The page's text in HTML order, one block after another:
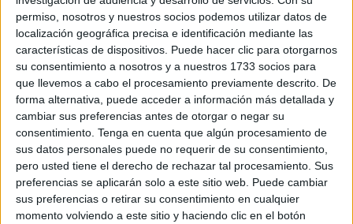
permiso, nosotros y nuestros socios podemos utilizar datos de
localización geográfica precisa e identificación mediante las
características de dispositivos. Puede hacer clic para otorgarnos
su consentimiento a nosotros y a nuestros 1733 socios para
que llevemos a cabo el procesamiento previamente descrito. De
forma alternativa, puede acceder a información más detallada y
cambiar sus preferencias antes de otorgar o negar su
consentimiento. Tenga en cuenta que algún procesamiento de
sus datos personales puede no requerir de su consentimiento,
pero usted tiene el derecho de rechazar tal procesamiento. Sus
preferencias se aplicarán solo a este sitio web. Puede cambiar
sus preferencias o retirar su consentimiento en cualquier
momento volviendo a este sitio y haciendo clic en el botón
Cuando se dieron por comenzadas las protestas masivas
en las que cientos de miles de sirios marcharon a las
calles, nadie evaluó que los grupos del extremismo
salafista conseguirían adueñarse de la agitación, abriendo
las puertas a una yihad que ha servido de molde para
lapidaciones, degollamientos, descuartizamientos,
asesinatos por fuego y otro extenso repertorio de fórmulas
adoptadas para matar con técnicas inimaginables, que han
perseguido a la raza humana.
Es más, nadie conjeturaría que esta guerra coronaría la